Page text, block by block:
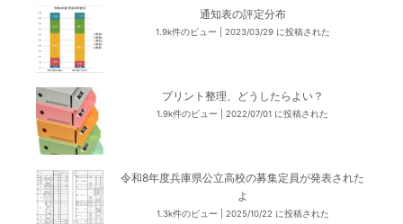
通知表の評定分布
1.9k件のビュー 2023/03/29 に投稿された
プリント整理、どうしたらよい？
1.9k件のビュー 2022/07/01 に投稿された
令和8年度兵庫県公立高校の募集定員が発表された
よ
1.3k件のビュー 2025/10/22 に投稿された